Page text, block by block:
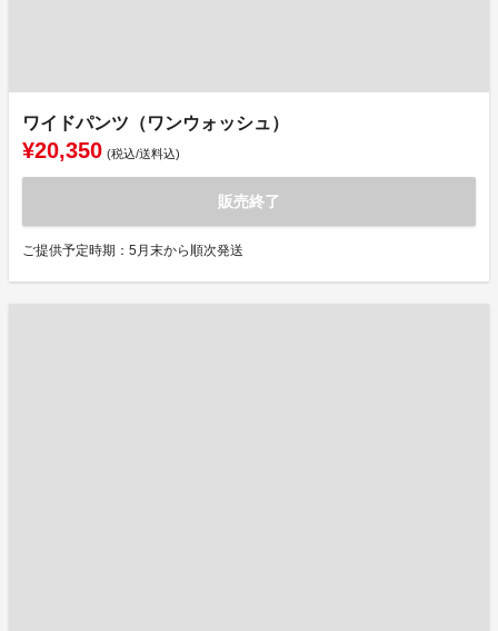
ワイドパンツ（ワンウォッシュ）
¥20,350 (税込/送料込)
販売終了
ご提供予定時期：5月末から順次発送